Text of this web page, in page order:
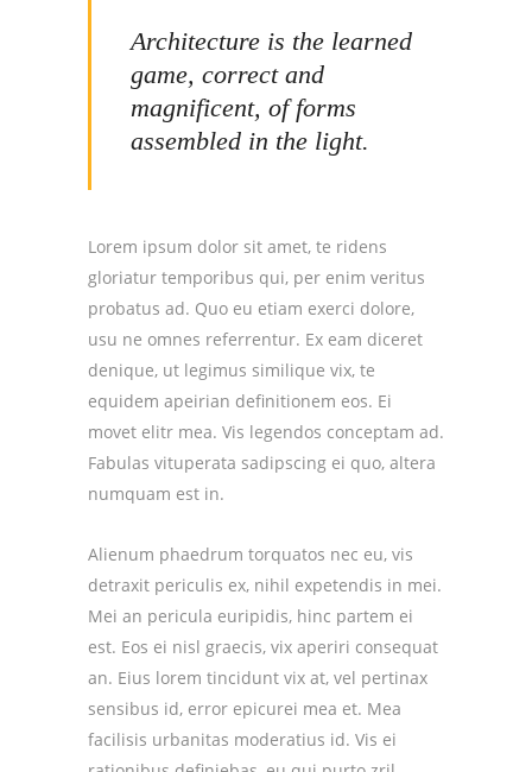
Architecture is the learned
game, correct and
magnificent, of forms
assembled in the light.
Lorem ipsum dolor sit amet, te ridens
gloriatur temporibus qui, per enim veritus
probatus ad. Quo eu etiam exerci dolore,
usu ne omnes referrentur. Ex eam diceret
denique, ut legimus similique vix, te
equidem apeirian definitionem eos. Ei
movet elitr mea. Vis legendos conceptam ad.
Fabulas vituperata sadipscing ei quo, altera
numquam est in.
Alienum phaedrum torquatos nec eu, vis
detraxit periculis ex, nihil expetendis in mei.
Mei an pericula euripidis, hinc partem ei
est. Eos ei nisl graecis, vix aperiri consequat
an. Eius lorem tincidunt vix at, vel pertinax
sensibus id, error epicurei mea et. Mea
facilisis urbanitas moderatius id. Vis ei